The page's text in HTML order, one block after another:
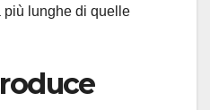
più lunghe di quelle